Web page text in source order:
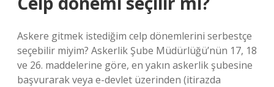
Askere gitmek istediğim celp dönemlerini serbestçe
seçebilir miyim? Askerlik Şube Müdürlüğü’nün 17, 18
ve 26. maddelerine göre, en yakın askerlik şubesine
başvurarak veya e-devlet üzerinden (itirazda